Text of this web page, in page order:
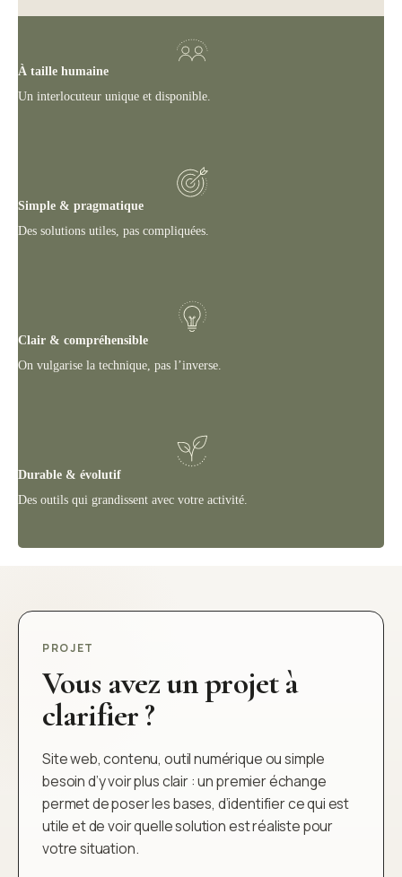
À taille humaine
Un interlocuteur unique et disponible.
Simple & pragmatique
Des solutions utiles, pas compliquées.
Clair & compréhensible
On vulgarise la technique, pas l’inverse.
Durable & évolutif
Des outils qui grandissent avec votre activité.
PROJET
Vous avez un projet à
clarifier ?
Site web, contenu, outil numérique ou simple
besoin d’y voir plus clair : un premier échange
permet de poser les bases, d’identifier ce qui est
utile et de voir quelle solution est réaliste pour
votre situation.